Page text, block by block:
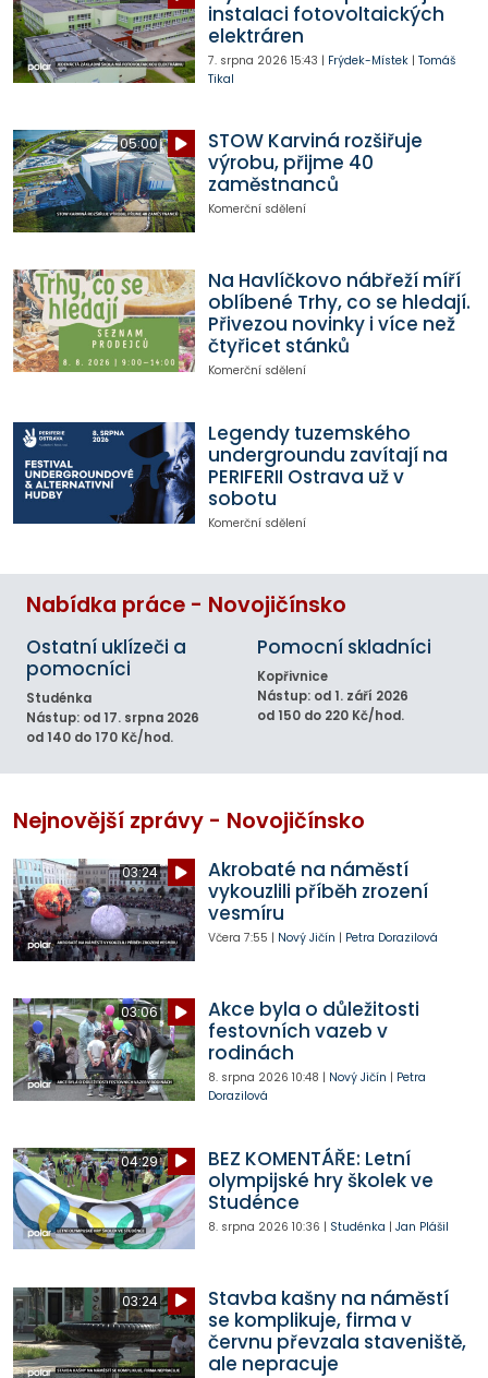
instalaci fotovoltaických
elektráren
7. srpna 2026 15:43 | Frýdek-Místek| Tomáš
Tikal
05:00
STOW Karviná rozšiřuje
výrobu, přijme 40
zaměstnanců
Komerční sdělení
Na Havlíčkovo nábřeží míří
oblíbené Trhy, co se hledají.
Přivezou novinky i více než
čtyřicet stánků
Komerční sdělení
Legendy tuzemského
undergroundu zavítají na
PERIFERII Ostrava už v
sobotu
Komerční sdělení
Nabídka práce - Novojičínsko
Ostatní uklízeči a
pomocníci
Studénka
Nástup: od 17. srpna 2026
od 140 do 170 Kč/hod.
Pomocní skladníci
Kopřivnice
Nástup: od 1. září 2026
od 150 do 220 Kč/hod.
Nejnovější zprávy - Novojičínsko
03:24
Akrobaté na náměstí
vykouzlili příběh zrození
vesmíru
Včera 7:55 | Nový Jičín | Petra Dorazilová
03:06
Akce byla o důležitosti
festovních vazeb v
rodinách
8. srpna 2026 10:48 | Nový Jičín | Petra
Dorazilová
04:29
BEZ KOMENTÁŘE: Letní
olympijské hry školek ve
Studénce
8. srpna 2026 10:36 | Studénka | Jan Plášil
03:24
Stavba kašny na náměstí
se komplikuje, firma v
červnu převzala staveniště,
ale nepracuje